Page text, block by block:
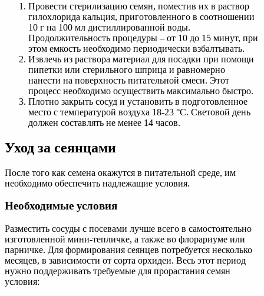
Провести стерилизацию семян, поместив их в раствор
гилохлорида кальция, приготовленного в соотношении
10 г на 100 мл дистиллированной воды.
Продолжительность процедуры – от 10 до 15 минут, при
этом емкость необходимо периодически взбалтывать.
Извлечь из раствора материал для посадки при помощи
пипетки или стерильного шприца и равномерно
нанести на поверхность питательной смеси. Этот
процесс необходимо осуществить максимально быстро.
Плотно закрыть сосуд и установить в подготовленное
место с температурой воздуха 18-23 °С. Световой день
должен составлять не менее 14 часов.
Уход за сеянцами
После того как семена окажутся в питательной среде, им
необходимо обеспечить надлежащие условия.
Необходимые условия
Разместить сосуды с посевами лучше всего в самостоятельно
изготовленной мини-тепличке, а также во флорариуме или
парничке. Для формирования сеянцев потребуется несколько
месяцев, в зависимости от сорта орхидеи. Весь этот период
нужно поддерживать требуемые для прорастания семян
условия: